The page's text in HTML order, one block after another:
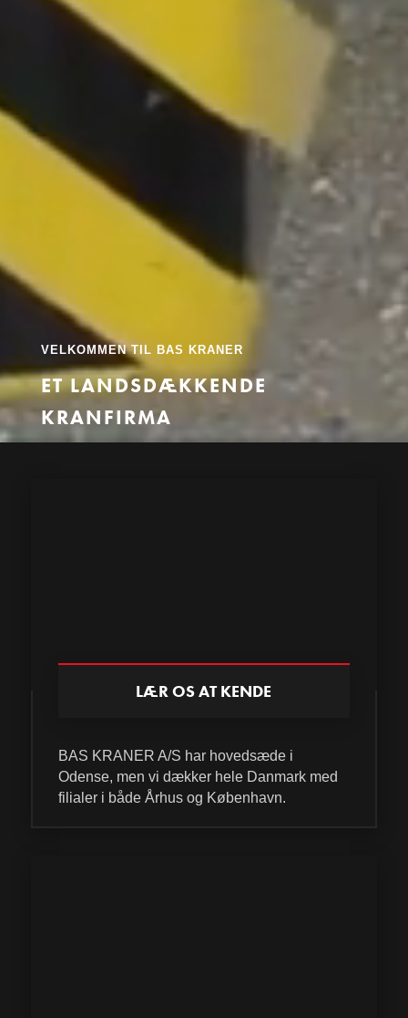
VELKOMMEN TIL BAS KRANER
ET LANDSDÆKKENDE
KRANFIRMA
LÆR OS AT KENDE
BAS KRANER A/S har hovedsæde i
Odense, men vi dækker hele Danmark med
filialer i både Århus og København.